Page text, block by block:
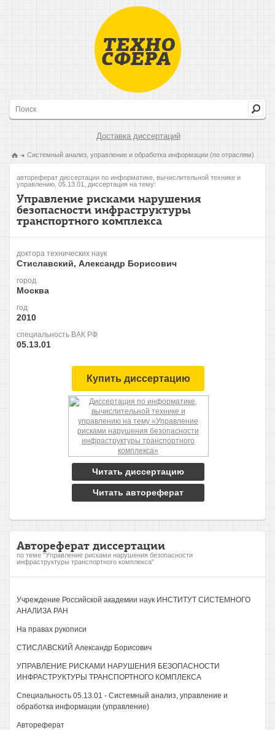
Доставка диссертаций
Системный анализ, управление и обработка информации (по отраслям)
автореферат диссертации по информатике, вычислительной технике и
управлению, 05.13.01, диссертация на тему:
Управление рисками нарушения
безопасности инфраструктуры
транспортного комплекса
доктора технических наук
Стиславский, Александр Борисович
город
Москва
год
2010
специальность ВАК РФ
05.13.01
Купить диссертацию
Читать диссертацию
Читать автореферат
Автореферат диссертации
по теме "Управление рисками нарушения безопасности
инфраструктуры транспортного комплекса"
Учреждение Российской академии наук ИНСТИТУТ СИСТЕМНОГО
АНАЛИЗА РАН
На правах рукописи
СТИСЛАВСКИЙ Александр Борисович
УПРАВЛЕНИЕ РИСКАМИ НАРУШЕНИЯ БЕЗОПАСНОСТИ
ИНФРАСТРУКТУРЫ ТРАНСПОРТНОГО КОМПЛЕКСА
Специальность 05.13.01 - Системный анализ, управление и
обработка информации (управление)
Автореферат